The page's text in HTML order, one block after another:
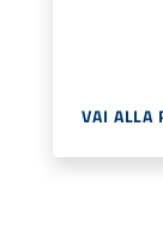
VAI ALLA